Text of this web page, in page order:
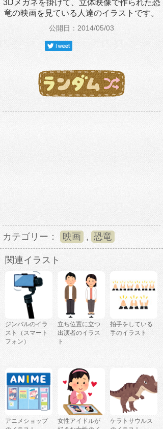
3Dメガネを掛けて、立体映像で作られた恐
竜の映画を見ている人達のイラストです。
公開日：2014/05/03
カテゴリー： 映画 , 恐竜
関連イラスト
ジンバルのイラ
スト（スマート
フォン）
立ち位置に立つ
出演者のイラス
ト
拍手をしている
手のイラスト
アニメショップ
女性アイドルが
ケラトサウルス